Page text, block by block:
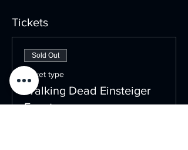
Tickets
Sold Out
Ticket type
Walking Dead Einsteiger
Event